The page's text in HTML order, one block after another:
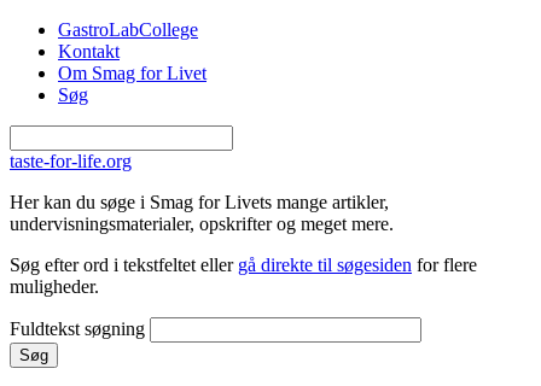
Gå til hovedindhold
GastroLabCollege
Kontakt
Om Smag for Livet
Søg
taste-for-life.org
Her kan du søge i Smag for Livets mange artikler,
undervisningsmaterialer, opskrifter og meget mere.
Søg efter ord i tekstfeltet eller gå direkte til søgesiden for flere
muligheder.
Fuldtekst søgning